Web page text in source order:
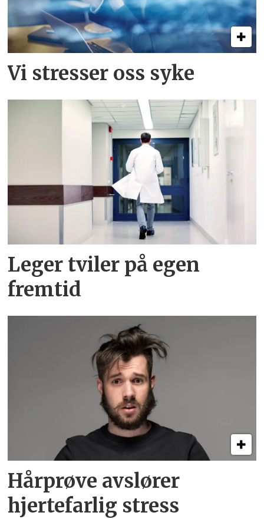
Vi stresser oss syke
Leger tviler på egen
fremtid
Hårprøve avslører
hjertefarlig stress